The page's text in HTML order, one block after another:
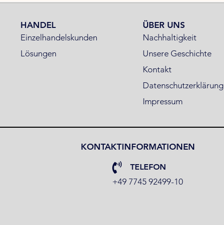
HANDEL
Einzelhandelskunden
Lösungen
ÜBER UNS
Nachhaltigkeit
Unsere Geschichte
Kontakt
Datenschutzerklärung
Impressum
KONTAKTINFORMATIONEN
TELEFON
+49 7745 92499-10